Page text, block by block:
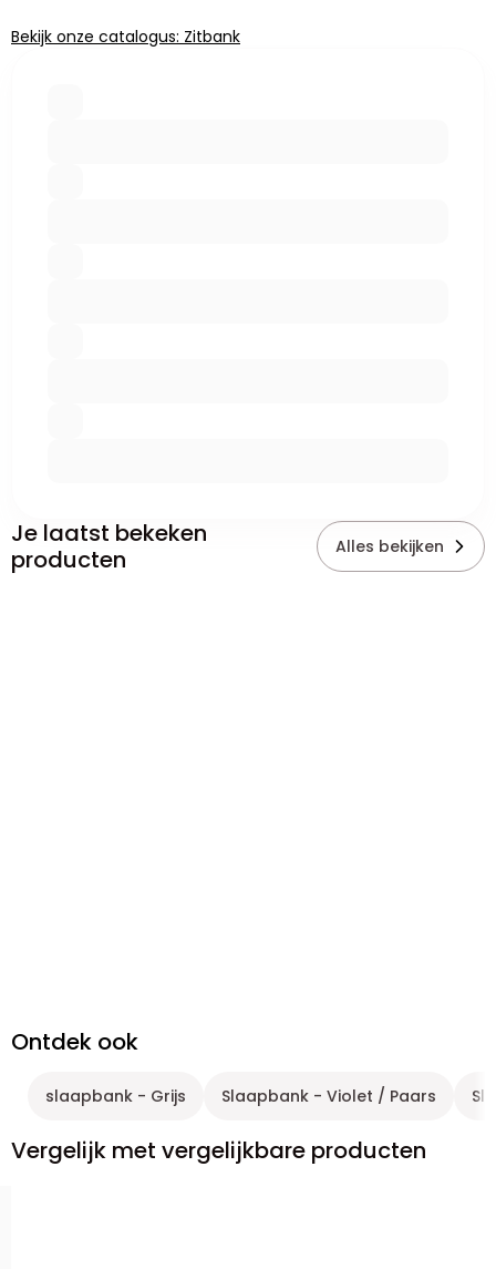
Bekijk onze catalogus: Zitbank
Je laatst bekeken
producten
Alles bekijken
Ontdek ook
slaapbank - Grijs Slaapbank - Violet / Paars
Vergelijk met vergelijkbare producten